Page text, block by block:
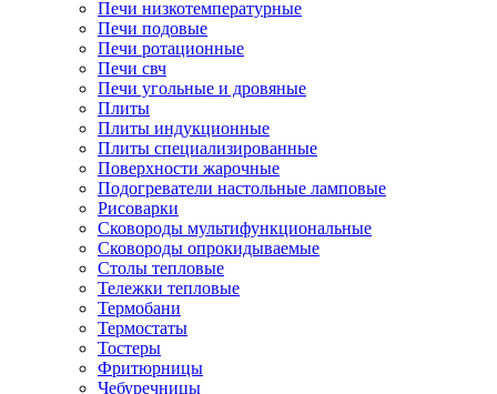
Печи низкотемпературные
Печи подовые
Печи ротационные
Печи свч
Печи угольные и дровяные
Плиты
Плиты индукционные
Плиты специализированные
Поверхности жарочные
Подогреватели настольные ламповые
Рисоварки
Сковороды мультифункциональные
Сковороды опрокидываемые
Столы тепловые
Тележки тепловые
Термобани
Термостаты
Тостеры
Фритюрницы
Чебуречницы